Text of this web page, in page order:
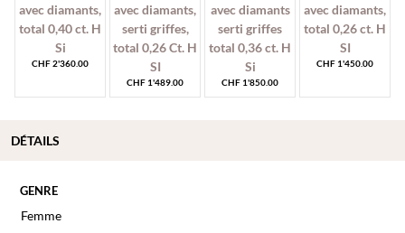
CHF2'360.00
CHF 1'489.00 CHF 1'850.00
CHF 1'450.00
GENRE
Femme
DÉTAILS